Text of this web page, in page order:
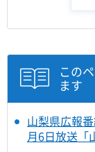
この
ます
山梨県広報
月6日放送「